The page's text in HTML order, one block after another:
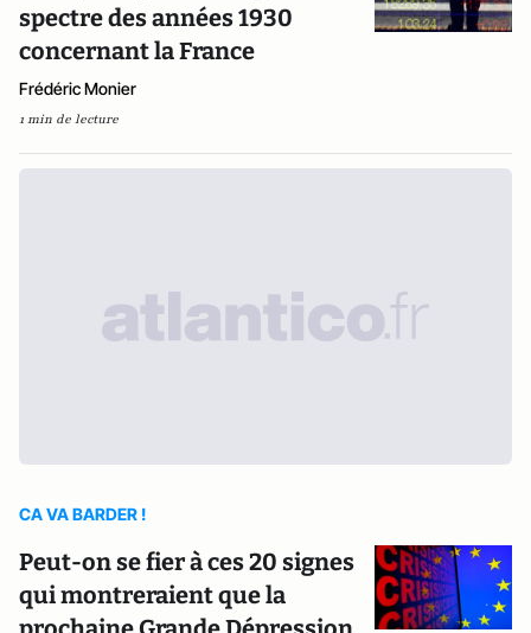
spectre des années 1930
concernant la France
Frédéric Monier
1 min de lecture
CA VA BARDER !
Peut-on se fier à ces 20 signes
qui montreraient que la